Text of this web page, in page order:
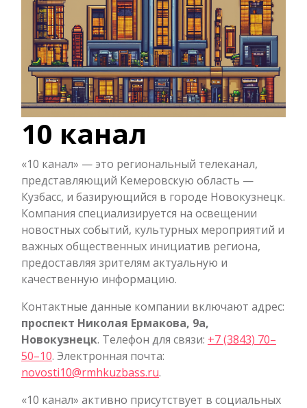
10 канал
«10 канал» — это региональный телеканал,
представляющий Кемеровскую область —
Кузбасс, и базирующийся в городе Новокузнецк.
Компания специализируется на освещении
новостных событий, культурных мероприятий и
важных общественных инициатив региона,
предоставляя зрителям актуальную и
качественную информацию.
Контактные данные компании включают адрес:
проспект Николая Ермакова, 9а,
Новокузнецк. Телефон для связи: +7 (3843) 70–
50–10. Электронная почта:
novosti10@rmhkuzbass.ru.
«10 канал» активно присутствует в социальных